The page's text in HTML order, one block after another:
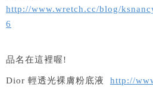
http://www.wretch.cc/blog/
6
品名在這裡喔!
Dior 輕透光裸膚粉底液 http://